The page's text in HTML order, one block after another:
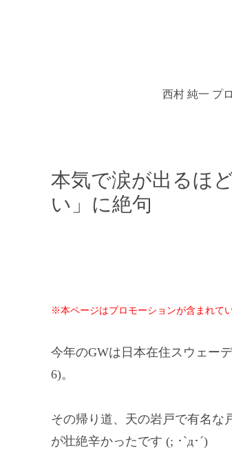
西村 純一 プ
本気で涙が出るほ
い」に絶句
※本ページはプロモーションが含まれて
今年のGWは日本在住スウェー
6)。
その帰り道、天の岩戸で有名な
が壮絶辛かったです (; ･`д･´)